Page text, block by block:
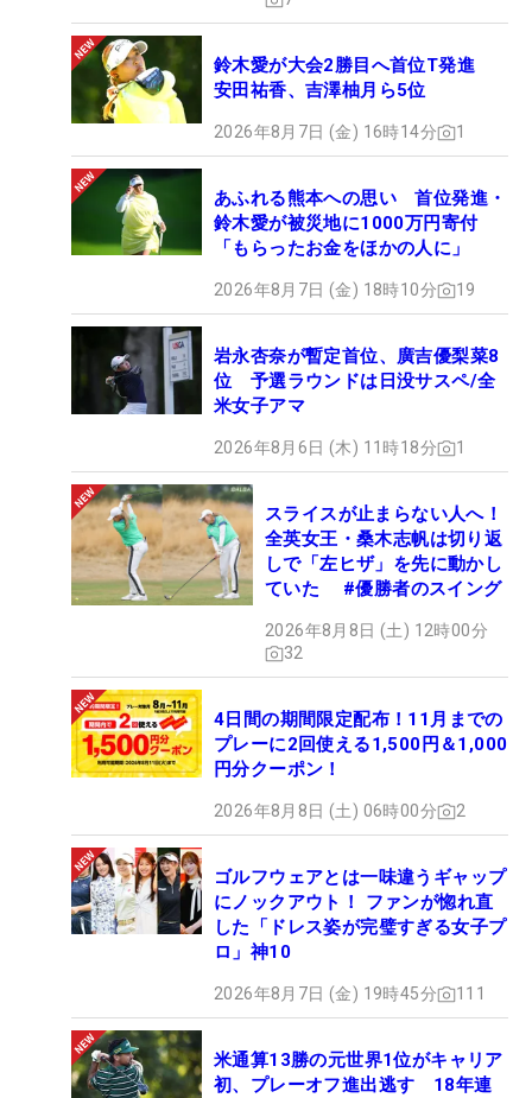
験をしたことで、「18ホールのスピードをそろえる
という意識が高くなりました」と話す。両コースに
いえることは「18ホールの1つ1つのスピードをきっ
ちり合わせようとしていた」ということ。コースは
違えど、全グリーンを“均一”にそろえる努力は共
通。その技術を持ち帰り御殿場Cもそのレベルに到
達すること、それが管理者の目指すところだと話
そして120名のトップアマチュアが一堂に会する今
大会だが、コース管理者の目線から「相当な実力者
なので、太平洋マスターズ時よりいいスコアが出る
のではないかと思っています」と見ている。
世界へ羽ばたく第一歩としての登竜門ともなる今大
会。「選手がここからスタートして、彼らの歴史の
1ページに御殿場が一緒に刻まれるというところを
楽しみにしています」。アジア太平洋NO.1アマチュ
アを決める一戦には、裏方で戦う人たちによって支
えらている、もう一つのストーリーがあった。
鈴木愛が大会2勝目へ首位T発進
安田祐香、吉澤柚月ら5位
2026年8月7日 (金) 16時14分 1
あふれる熊本への思い 首位発進・
鈴木愛が被災地に1000万円寄付
「もらったお金をほかの人に」
2026年8月7日 (金) 18時10分 19
岩永杏奈が暫定首位、廣吉優梨菜8
位 予選ラウンドは日没サスペ/全
米女子アマ
2026年8月6日 (木) 11時18分 1
スライスが止まらない人へ！
全英女王・桑木志帆は切り返
しで「左ヒザ」を先に動かし
ていた #優勝者のスイング
2026年8月8日 (土) 12時00分
32
4日間の期間限定配布！11月までの
プレーに2回使える1,500円＆1,000
円分クーポン！
2026年8月8日 (土) 06時00分 2
ゴルフウェアとは一味違うギャップ
にノックアウト！ ファンが惚れ直
した「ドレス姿が完璧すぎる女子プ
ロ」神10
2026年8月7日 (金) 19時45分 111
米通算13勝の元世界1位がキャリア
初、プレーオフ進出逃す 18年連